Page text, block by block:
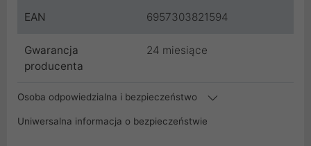
EAN 6957303821594
Gwarancja
producenta
24 miesiące
Osoba odpowiedzialna i bezpieczeństwo
Uniwersalna informacja o bezpieczeństwie